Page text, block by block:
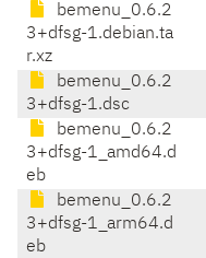
bemenu_0.6.2
3+dfsg-1.debian.ta
r.xz
bemenu_0.6.2
3+dfsg-1.dsc
bemenu_0.6.2
3+dfsg-1_amd64.d
eb
bemenu_0.6.2
3+dfsg-1_arm64.d
eb